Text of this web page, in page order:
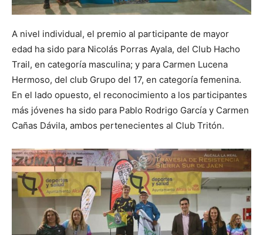
A nivel individual, el premio al participante de mayor
edad ha sido para Nicolás Porras Ayala, del Club Hacho
Trail, en categoría masculina; y para Carmen Lucena
Hermoso, del club Grupo del 17, en categoría femenina.
En el lado opuesto, el reconocimiento a los participantes
más jóvenes ha sido para Pablo Rodrigo García y Carmen
Cañas Dávila, ambos pertenecientes al Club Tritón.